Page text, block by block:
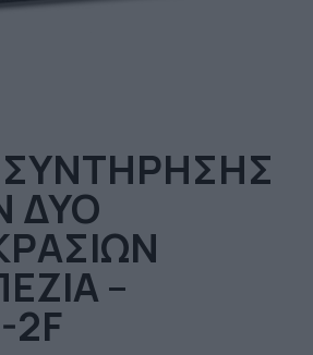
ΣΥΝΤΗΡΗΣΗΣ
ΔΥΟ
–
2F